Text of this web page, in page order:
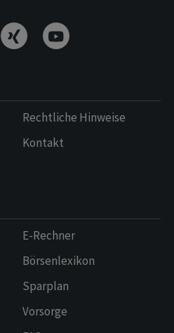
Rechtliche Hinweise
Kontakt
E-Rechner
Börsenlexikon
Sparplan
Vorsorge